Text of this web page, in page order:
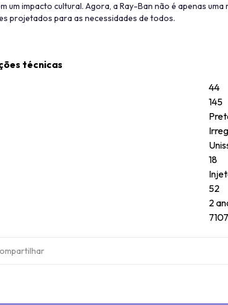
impacto cultural. Agora, a Ray-Ban não é apenas
projetados para as necessidades de todos.
técnicas
44
145
18
52
2